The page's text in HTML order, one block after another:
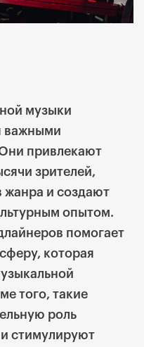
музыки
важными
привлекают
зрителей,
жанра и создают
опытом.
помогает
которая
того, такие
роль
стимулируют